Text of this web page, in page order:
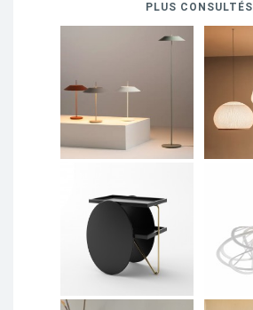
PLUS CONSULTÉS